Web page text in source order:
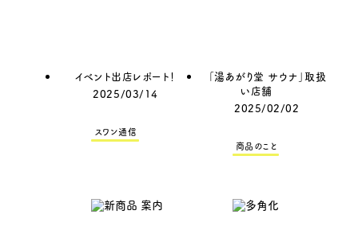
イベント出店レポート！
2025/03/14
スワン通信
「湯あがり堂 サウナ」取扱
い店舗
2025/02/02
商品のこと